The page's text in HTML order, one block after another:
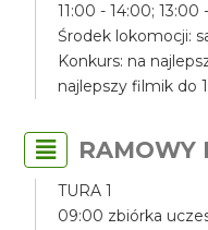
11:00 - 14:00; 13:00
Środek lokomocji:
Konkurs: na
najlepszy filmik do
RAMOWY
TURA 1
09:00 zbiórka